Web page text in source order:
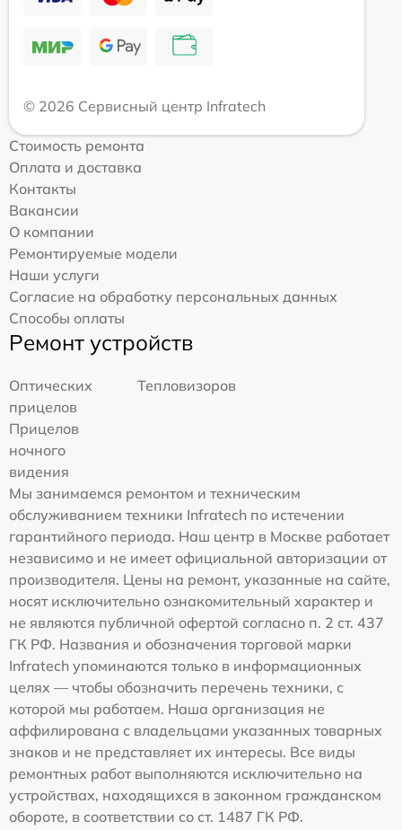
© 2026 Сервисный центр Infratech
Стоимость ремонта
Оплата и доставка
Контакты
Вакансии
О компании
Ремонтируемые модели
Наши услуги
Согласие на обработку персональных данных
Способы оплаты
Ремонт устройств
Оптических
прицелов
Тепловизоров
Прицелов
ночного
видения
Мы занимаемся ремонтом и техническим
обслуживанием техники Infratech по истечении
гарантийного периода. Наш центр в Москве работает
независимо и не имеет официальной авторизации от
производителя. Цены на ремонт, указанные на сайте,
носят исключительно ознакомительный характер и
не являются публичной офертой согласно п. 2 ст. 437
ГК РФ. Названия и обозначения торговой марки
Infratech упоминаются только в информационных
целях — чтобы обозначить перечень техники, с
которой мы работаем. Наша организация не
аффилирована с владельцами указанных товарных
знаков и не представляет их интересы. Все виды
ремонтных работ выполняются исключительно на
устройствах, находящихся в законном гражданском
обороте, в соответствии со ст. 1487 ГК РФ.